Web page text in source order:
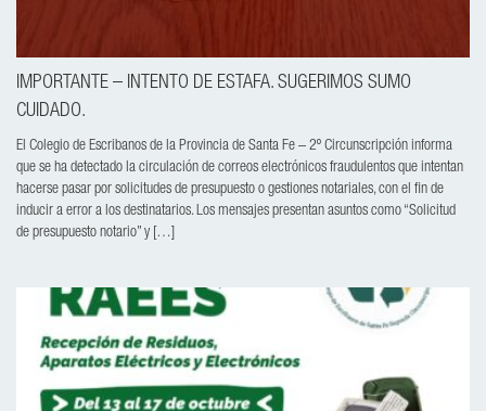
IMPORTANTE – INTENTO DE ESTAFA. SUGERIMOS SUMO
CUIDADO.
El Colegio de Escribanos de la Provincia de Santa Fe – 2º Circunscripción informa
que se ha detectado la circulación de correos electrónicos fraudulentos que intentan
hacerse pasar por solicitudes de presupuesto o gestiones notariales, con el fin de
inducir a error a los destinatarios. Los mensajes presentan asuntos como “Solicitud
de presupuesto notario” y […]